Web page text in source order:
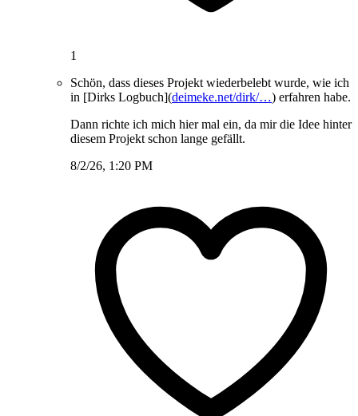
1
Schön, dass dieses Projekt wiederbelebt wurde, wie ich
in [Dirks Logbuch](deimeke.net/dirk/…) erfahren habe.
Dann richte ich mich hier mal ein, da mir die Idee hinter
diesem Projekt schon lange gefällt.
8/2/26, 1:20 PM